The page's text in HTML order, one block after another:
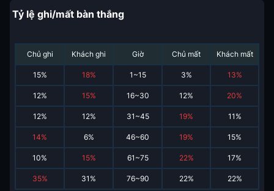
Tỷ lệ ghi/mất bàn thắng
Chủ ghi Khách ghi Giờ Chủ mất Khách mất
15% 18% 1~15 3% 13%
12% 15% 16~30 12% 20%
12% 12% 31~45 19% 11 %
14% 6% 46~60 19% 15%
10% 15% 61~75 22% 17%
35% 31 % 76~90 22% 22%